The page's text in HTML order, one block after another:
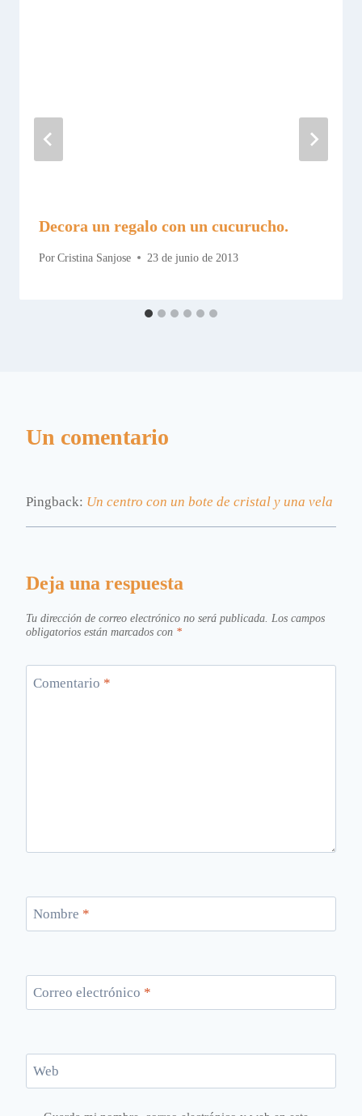
Decora un regalo con un cucurucho.
Por Cristina Sanjose 23 de junio de 2013
Un comentario
Pingback: Un centro con un bote de cristal y una vela
Deja una respuesta
Tu dirección de correo electrónico no será publicada. Los campos
obligatorios están marcados con *
Comentario *
Nombre *
Correo electrónico *
Web